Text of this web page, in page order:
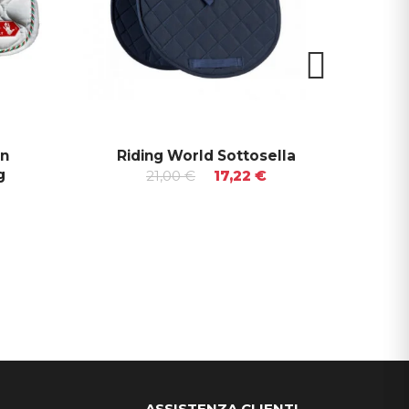
Riding World Sottosella
21,00 €
17,22 €